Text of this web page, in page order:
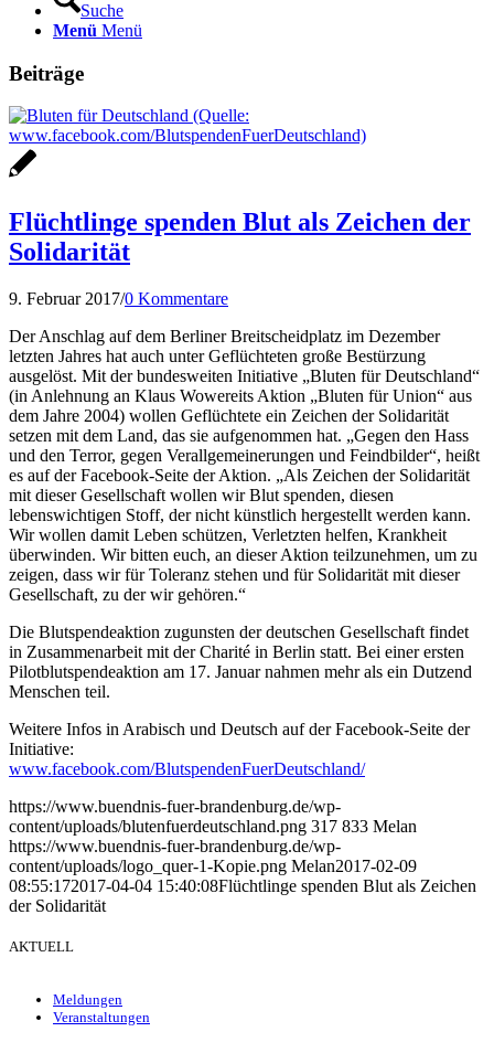
Suche
Menü Menü
Beiträge
Flüchtlinge spenden Blut als Zeichen der
Solidarität
9. Februar 2017/0 Kommentare
Der Anschlag auf dem Berliner Breitscheidplatz im Dezember
letzten Jahres hat auch unter Geflüchteten große Bestürzung
ausgelöst. Mit der bundesweiten Initiative „Bluten für Deutschland“
(in Anlehnung an Klaus Wowereits Aktion „Bluten für Union“ aus
dem Jahre 2004) wollen Geflüchtete ein Zeichen der Solidarität
setzen mit dem Land, das sie aufgenommen hat. „Gegen den Hass
und den Terror, gegen Verallgemeinerungen und Feindbilder“, heißt
es auf der Facebook-Seite der Aktion. „Als Zeichen der Solidarität
mit dieser Gesellschaft wollen wir Blut spenden, diesen
lebenswichtigen Stoff, der nicht künstlich hergestellt werden kann.
Wir wollen damit Leben schützen, Verletzten helfen, Krankheit
überwinden. Wir bitten euch, an dieser Aktion teilzunehmen, um zu
zeigen, dass wir für Toleranz stehen und für Solidarität mit dieser
Gesellschaft, zu der wir gehören.“
Die Blutspendeaktion zugunsten der deutschen Gesellschaft findet
in Zusammenarbeit mit der Charité in Berlin statt. Bei einer ersten
Pilotblutspendeaktion am 17. Januar nahmen mehr als ein Dutzend
Menschen teil.
Weitere Infos in Arabisch und Deutsch auf der Facebook-Seite der
Initiative:
www.facebook.com/BlutspendenFuerDeutschland/
https://www.buendnis-fuer-brandenburg.de/wp-
content/uploads/blutenfuerdeutschland.png 317 833 Melan
https://www.buendnis-fuer-brandenburg.de/wp-
content/uploads/logo_quer-1-Kopie.png Melan2017-02-09
08:55:172017-04-04 15:40:08Flüchtlinge spenden Blut als Zeichen
der Solidarität
AKTUELL
Meldungen
Veranstaltungen